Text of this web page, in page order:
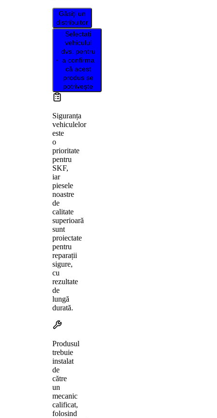
Găsiți un
distribuitor
Selectați
vehiculul
dvs. pentru
a confirma
că acest
produs se
potrivește
Siguranța
vehiculelor
este
o
prioritate
pentru
SKF,
iar
piesele
noastre
de
calitate
superioară
sunt
proiectate
pentru
reparații
sigure,
cu
rezultate
de
lungă
durată.
Produsul
trebuie
instalat
de
către
un
mecanic
calificat,
folosind